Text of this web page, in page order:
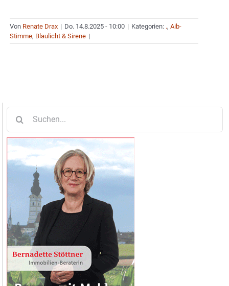
Von Renate Drax | Do. 14.8.2025 - 10:00 | Kategorien: ., Aib-
Stimme, Blaulicht & Sirene |
nach: